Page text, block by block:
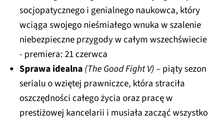
socjopatycznego i genialnego naukowca, który
wciąga swojego nieśmiałego wnuka w szalenie
niebezpieczne przygody w całym wszechświecie
- premiera: 21 czerwca
Sprawa idealna (The Good Fight V)– piąty sezon
serialu o wziętej prawniczce, która straciła
oszczędności całego życia oraz pracę w
prestiżowej kancelarii i musiała zacząć wszystko